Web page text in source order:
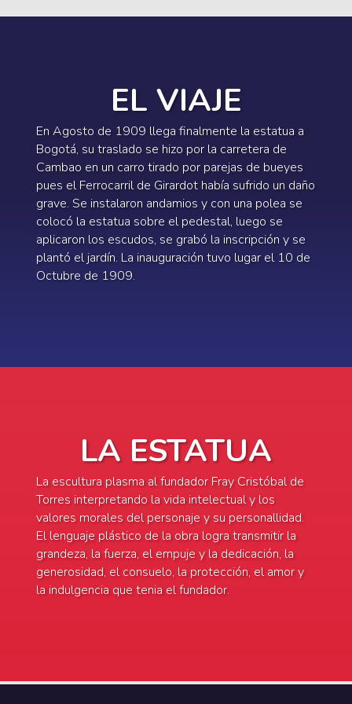
Previous
EL VIAJE
En Agosto de 1909 llega finalmente la estatua a
Bogotá, su traslado se hizo por la carretera de
Cambao en un carro tirado por parejas de bueyes
pues el Ferrocarril de Girardot había sufrido un daño
grave. Se instalaron andamios y con una polea se
colocó la estatua sobre el pedestal, luego se
aplicaron los escudos, se grabó la inscripción y se
plantó el jardín. La inauguración tuvo lugar el 10 de
Octubre de 1909.
LA ESTATUA
La escultura plasma al fundador Fray Cristóbal de
Torres interpretando la vida intelectual y los
valores morales del personaje y su personallidad.
El lenguaje plástico de la obra logra transmitir la
grandeza, la fuerza, el empuje y la dedicación, la
generosidad, el consuelo, la protección, el amor y
la indulgencia que tenia el fundador.